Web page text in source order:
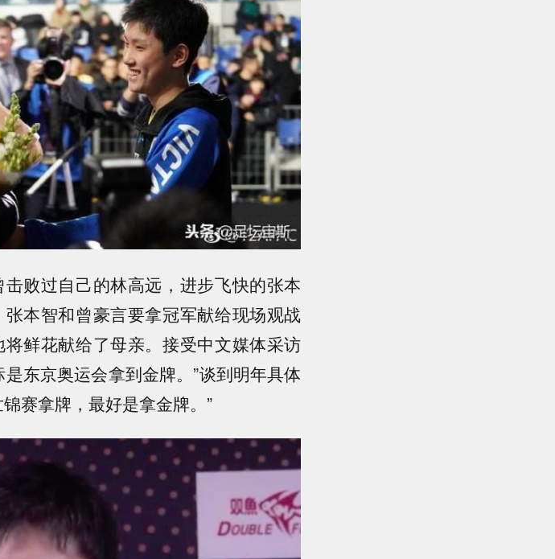
败过自己的林高远，进步飞快的张本
本智和曾豪言要拿冠军献给现场观战
鲜花献给了母亲。接受中文媒体采访
东京奥运会拿到金牌。”谈到明年具体
赛拿牌，最好是拿金牌。”